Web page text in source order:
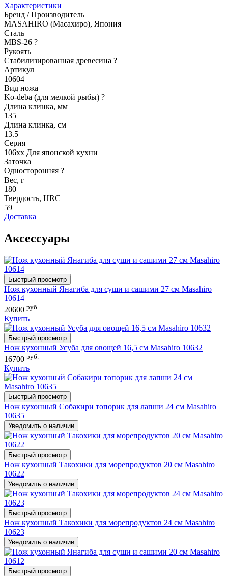
Характеристики
Бренд / Производитель
MASAHIRO (Масахиро), Япония
Сталь
MBS-26 ?
Рукоять
Стабилизированная древесина ?
Артикул
10604
Вид ножа
Ko-deba (для мелкой рыбы) ?
Длина клинка, мм
135
Длина клинка, см
13.5
Серия
106xx Для японской кухни
Заточка
Односторонняя ?
Вес, г
180
Твердость, HRC
59
Доставка
Аксессуары
Быстрый просмотр
Нож кухонный Янагиба для суши и сашими 27 см Masahiro
10614
20600 руб.
Купить
Быстрый просмотр
Нож кухонный Усуба для овощей 16,5 см Masahiro 10632
16700 руб.
Купить
Быстрый просмотр
Нож кухонный Собакири топорик для лапши 24 см Masahiro
10635
Уведомить о наличии
Быстрый просмотр
Нож кухонный Такохики для морепродуктов 20 см Masahiro
10622
Уведомить о наличии
Быстрый просмотр
Нож кухонный Такохики для морепродуктов 24 см Masahiro
10623
Уведомить о наличии
Быстрый просмотр